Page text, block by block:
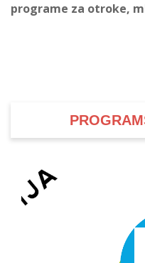
programe za otroke,